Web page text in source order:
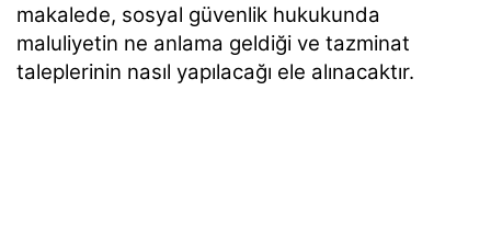
makalede, sosyal güvenlik hukukunda
maluliyetin ne anlama geldiği ve tazminat
taleplerinin nasıl yapılacağı ele alınacaktır.